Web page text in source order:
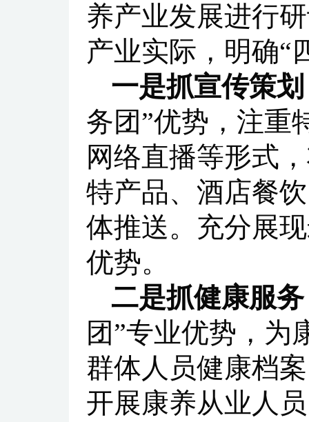
养产业发展进行
产业实际，明确“
一是抓宣传策
务团”优势，注重
网络直播等形式
特产品、酒店餐
体推送。充分展
优势。
二是抓健康服
团”专业优势，为
群体人员健康档
开展康养从业人